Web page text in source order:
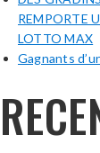
REMPORTE
LOTTO MAX
Gagnants